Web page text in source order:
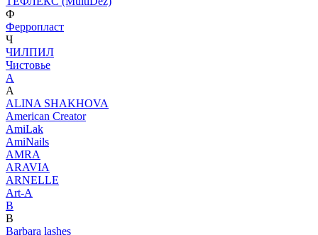
Ф
Ферропласт
Ч
ЧИЛПИЛ
Чистовье
A
A
ALINA SHAKHOVA
American Creator
AmiLak
AmiNails
AMRA
ARAVIA
ARNELLE
Art-A
B
B
Barbara lashes